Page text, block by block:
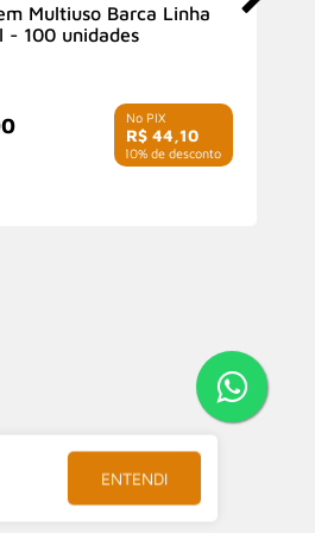
ENTENDI
Multiuso Barca Linha
- 100 unidades
R$ 44,10
com 10% de desconto